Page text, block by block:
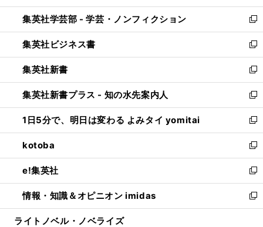
開
く
ウ
で
開
く
ン
ド
ウ
で
開
く
ウ
ィ
ン
ド
ウ
で
開
く
集英社学芸部 - 学芸・ノンフィクション
新
し
い
ウ
ィ
ン
ド
ウ
で
開
く
集英社ビジネス書
新
し
い
ウ
ィ
ン
ド
ウ
で
開
く
集英社新書
新
し
い
ウ
ィ
ン
ド
ウ
で
開
く
集英社新書プラス - 知の水先案内人
新
し
い
ウ
ィ
ン
ド
ウ
で
開
1日5分で、明日は変わる よみタイ yomitai
新
し
い
ウ
ィ
ン
ド
ウ
kotoba
新
し
い
ウ
ィ
ン
e!集英社
新
し
い
ウ
情報・知識＆オピニオン imidas
新
し
ライトノベル・ノベライズ